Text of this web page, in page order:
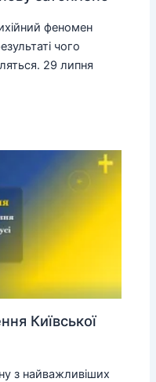
феномен
чого
29 липня
Київської
з найважливіших